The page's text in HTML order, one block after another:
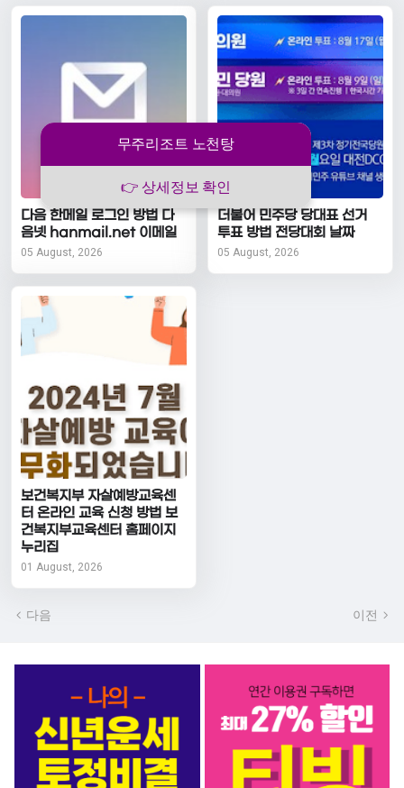
무주리조트 노천탕
👉 상세정보 확인
다음 한메일 로그인 방법 다
음넷 hanmail.net 이메일
05 August, 2026
더불어 민주당 당대표 선거
투표 방법 전당대회 날짜
05 August, 2026
보건복지부 자살예방교육센
터 온라인 교육 신청 방법 보
건복지부교육센터 홈페이지
누리집
01 August, 2026
다음 이전